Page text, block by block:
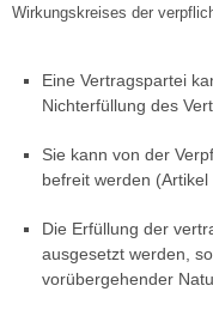
Wirkungskreises der
Eine Vertragspartei
Nichterfüllung des
Sie kann von der
befreit werden (Artikel
Die Erfüllung der
ausgesetzt werden,
vorübergehender